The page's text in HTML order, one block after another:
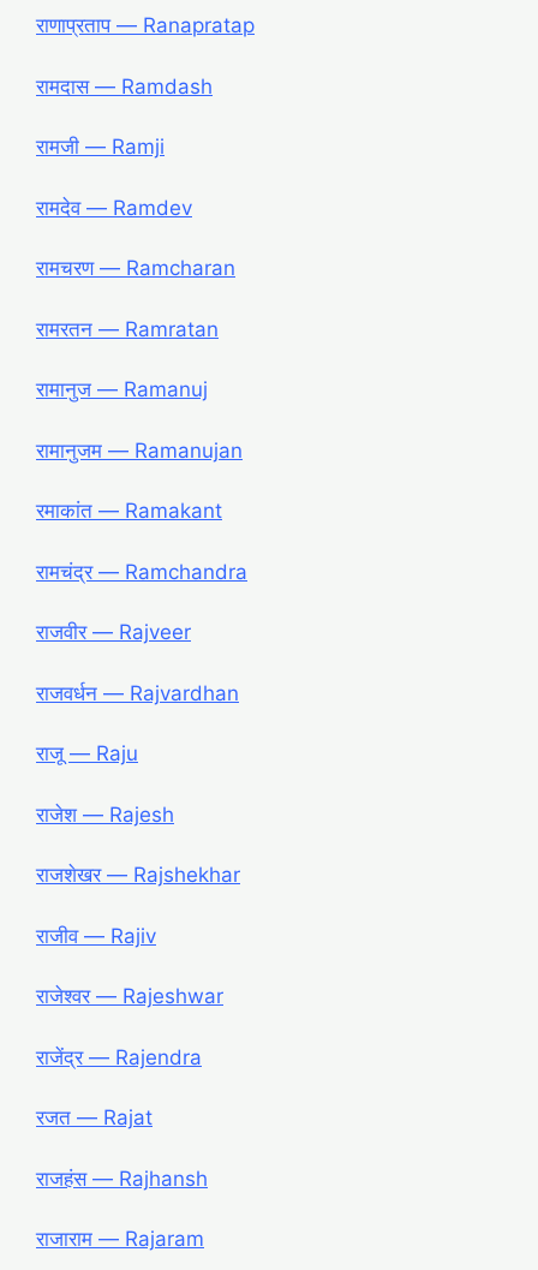
राणाप्रताप ― Ranapratap
रामदास ― Ramdash
रामजी ― Ramji
रामदेव ― Ramdev
रामचरण ― Ramcharan
रामरतन ― Ramratan
रामानुज ― Ramanuj
रामानुजम ― Ramanujan
रमाकांत ― Ramakant
रामचंद्र ― Ramchandra
राजवीर ― Rajveer
राजवर्धन ― Rajvardhan
राजू ― Raju
राजेश ― Rajesh
राजशेखर ― Rajshekhar
राजीव ― Rajiv
राजेश्वर ― Rajeshwar
राजेंद्र ― Rajendra
रजत ― Rajat
राजहंस ― Rajhansh
राजाराम ― Rajaram